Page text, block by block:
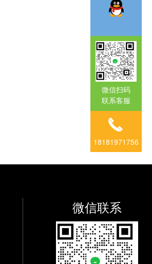
微信联系
微信扫码
联系客服
18181971756